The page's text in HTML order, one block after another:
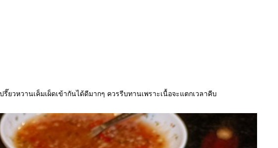
ยวหวานเค็มเผ็ดเข้ากันได้ดีมากๆ ควรรีบทานเพราะเนื้อจะแตกเวลาคีบ